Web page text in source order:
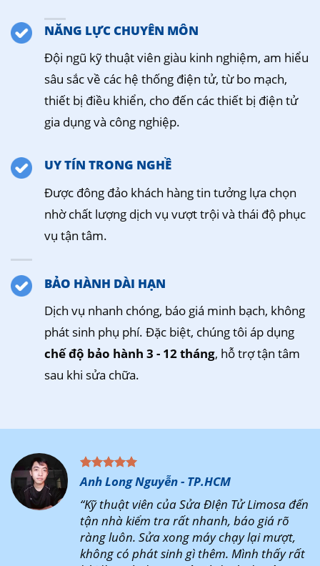
NĂNG LỰC CHUYÊN MÔN
Đội ngũ kỹ thuật viên giàu kinh nghiệm, am hiểu
sâu sắc về các hệ thống điện tử, từ bo mạch,
thiết bị điều khiển, cho đến các thiết bị điện tử
gia dụng và công nghiệp.
UY TÍN TRONG NGHỀ
Được đông đảo khách hàng tin tưởng lựa chọn
nhờ chất lượng dịch vụ vượt trội và thái độ phục
vụ tận tâm.
BẢO HÀNH DÀI HẠN
Dịch vụ nhanh chóng, báo giá minh bạch, không
phát sinh phụ phí. Đặc biệt, chúng tôi áp dụng
chế độ bảo hành 3 - 12 tháng, hỗ trợ tận tâm
sau khi sửa chữa.
Anh Long Nguyễn - TP.HCM
“Kỹ thuật viên của Sửa ĐIện Tử Limosa đến
tận nhà kiểm tra rất nhanh, báo giá rõ
ràng luôn. Sửa xong máy chạy lại mượt,
không có phát sinh gì thêm. Mình thấy rất